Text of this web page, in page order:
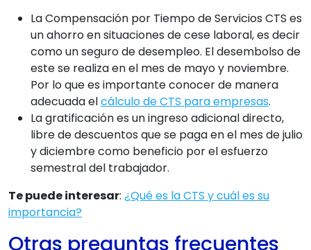
La Compensación por Tiempo de Servicios CTS es
un ahorro en situaciones de cese laboral, es decir
como un seguro de desempleo. El desembolso de
este se realiza en el mes de mayo y noviembre.
Por lo que es importante conocer de manera
adecuada elcálculo de CTS para empresas.
La gratificación es un ingreso adicional directo,
libre de descuentos que se paga en el mes de julio
y diciembre como beneficio por el esfuerzo
semestral del trabajador.
Te puede interesar: ¿Qué es la CTS y cuál es su
importancia?
Otras preguntas frecuentes